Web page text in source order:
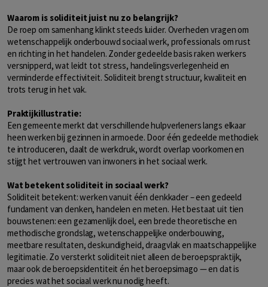
Waarom is soliditeit juist nu zo belangrijk?
De roep om samenhang klinkt steeds luider. Overheden vragen om
wetenschappelijk onderbouwd sociaal werk, professionals om rust
en richting in het handelen. Zonder gedeelde basis raken werkers
versnipperd, wat leidt tot stress, handelingsverlegenheid en
verminderde effectiviteit. Soliditeit brengt structuur, kwaliteit en
trots terug in het vak.
Praktijkillustratie:
Een gemeente merkt dat verschillende hulpverleners langs elkaar
heen werken bij gezinnen in armoede. Door één gedeelde methodiek
te introduceren, daalt de werkdruk, wordt overlap voorkomen en
stijgt het vertrouwen van inwoners in het sociaal werk.
Wat betekent soliditeit in sociaal werk?
Soliditeit betekent: werken vanuit één denkkader – een gedeeld
fundament van denken, handelen en meten. Het bestaat uit tien
bouwstenen: een gezamenlijk doel, een brede theoretische en
methodische grondslag, wetenschappelijke onderbouwing,
meetbare resultaten, deskundigheid, draagvlak en maatschappelijke
legitimatie. Zo versterkt soliditeit niet alleen de beroepspraktijk,
maar ook de beroepsidentiteit én het beroepsimago — en dat is
precies wat het sociaal werk nu nodig heeft.